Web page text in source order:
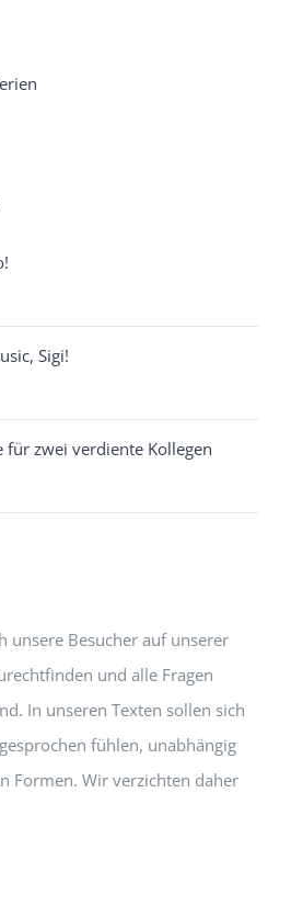
Sigi!
für zwei verdiente Kollegen
unsere Besucher auf unserer
und alle Fragen
In unseren Texten sollen sich
fühlen, unabhängig
Formen. Wir verzichten daher